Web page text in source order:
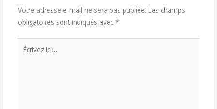
Votre adresse e-mail ne sera pas publiée. Les champs
obligatoires sont indiqués avec *
Écrivez